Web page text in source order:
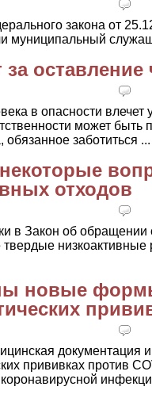
закона от
муниципальный
за
в опасности влечет
может
обязанное заботиться ...
отходов
в Закон об
твердые
новые
документация
прививках против